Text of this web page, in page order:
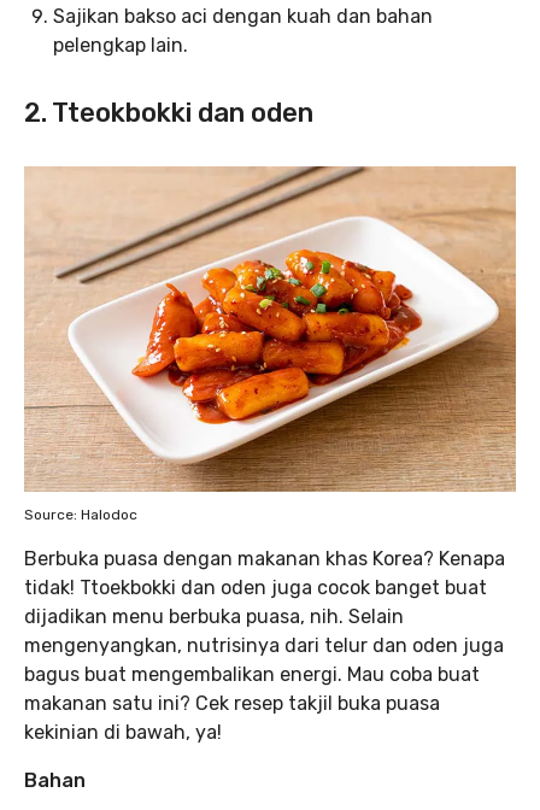
Sajikan bakso aci dengan kuah dan bahan
pelengkap lain.
2. Tteokbokki dan oden
Source: Halodoc
Berbuka puasa dengan makanan khas Korea? Kenapa
tidak! Ttoekbokki dan oden juga cocok banget buat
dijadikan menu berbuka puasa, nih. Selain
mengenyangkan, nutrisinya dari telur dan oden juga
bagus buat mengembalikan energi. Mau coba buat
makanan satu ini? Cek resep takjil buka puasa
kekinian di bawah, ya!
Bahan